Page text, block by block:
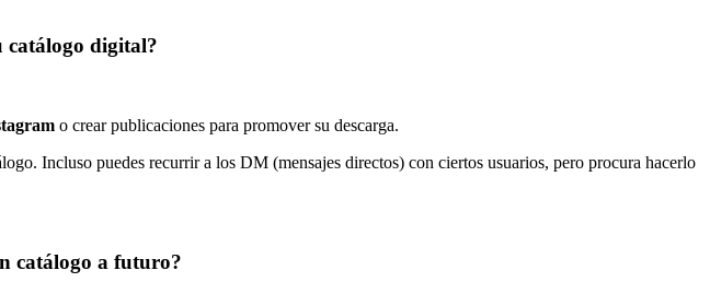
catálogo digital?
o crear publicaciones para promover su descarga.
Incluso puedes recurrir a los DM (mensajes directos) con ciertos usuarios, pero procura hacerlo
catálogo a futuro?